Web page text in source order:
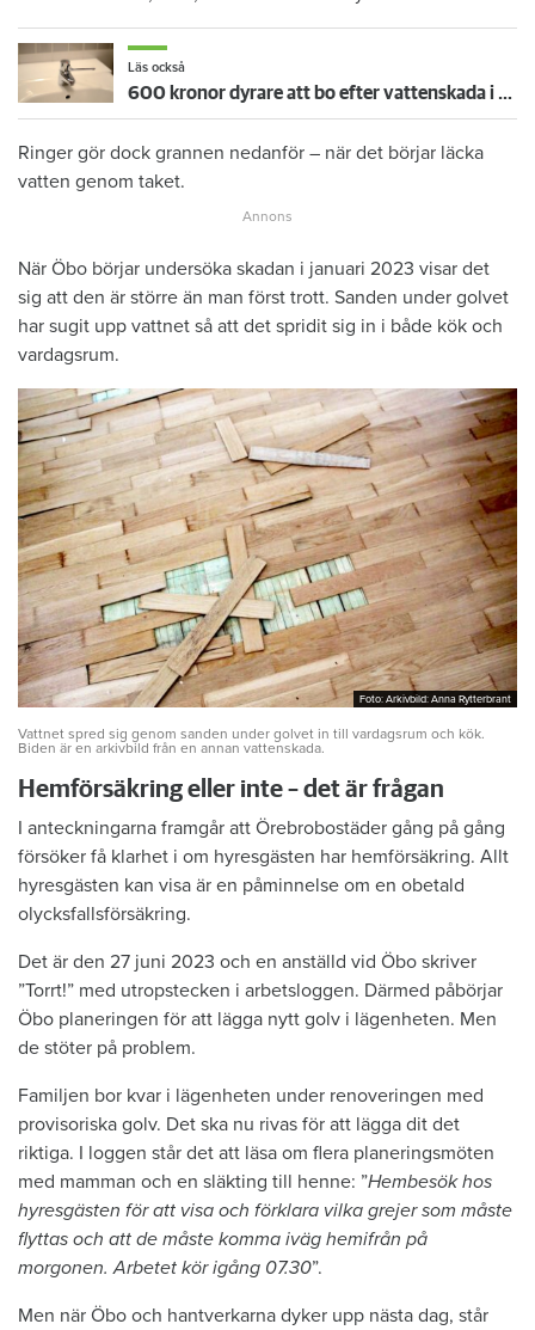
Läs också
600 kronor dyrare att bo efter vattenskada i Varberg
Ringer gör dock grannen nedanför – när det börjar läcka
vatten genom taket.
När Öbo börjar undersöka skadan i januari 2023 visar det
sig att den är större än man först trott. Sanden under golvet
har sugit upp vattnet så att det spridit sig in i både kök och
vardagsrum.
Foto: Arkivbild: Anna Rytterbrant
Foto: Arkivbild: Anna Rytterbrant
Vattnet spred sig genom sanden under golvet in till vardagsrum och kök.
Biden är en arkivbild från en annan vattenskada.
Hemförsäkring eller inte – det är frågan
I anteckningarna framgår att Örebrobostäder gång på gång
försöker få klarhet i om hyresgästen har hemförsäkring. Allt
hyresgästen kan visa är en påminnelse om en obetald
olycksfallsförsäkring.
Det är den 27 juni 2023 och en anställd vid Öbo skriver
”Torrt!” med utropstecken i arbetsloggen. Därmed påbörjar
Öbo planeringen för att lägga nytt golv i lägenheten. Men
de stöter på problem.
Familjen bor kvar i lägenheten under renoveringen med
provisoriska golv. Det ska nu rivas för att lägga dit det
riktiga. I loggen står det att läsa om flera planeringsmöten
med mamman och en släkting till henne: ”Hembesök hos
hyresgästen för att visa och förklara vilka grejer som måste
flyttas och att de måste komma iväg hemifrån på
morgonen. Arbetet kör igång 07.30”.
Men när Öbo och hantverkarna dyker upp nästa dag, står